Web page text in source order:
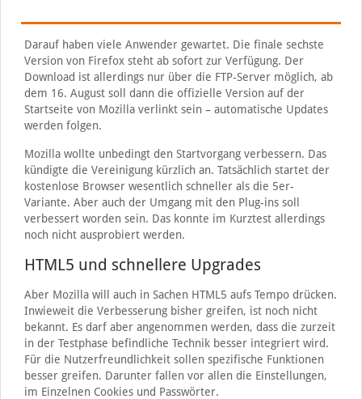
Darauf haben viele Anwender gewartet. Die finale sechste
Version von Firefox steht ab sofort zur Verfügung. Der
Download ist allerdings nur über die FTP-Server möglich, ab
dem 16. August soll dann die offizielle Version auf der
Startseite von Mozilla verlinkt sein – automatische Updates
werden folgen.
Mozilla wollte unbedingt den Startvorgang verbessern. Das
kündigte die Vereinigung kürzlich an. Tatsächlich startet der
kostenlose Browser wesentlich schneller als die 5er-
Variante. Aber auch der Umgang mit den Plug-ins soll
verbessert worden sein. Das konnte im Kurztest allerdings
noch nicht ausprobiert werden.
HTML5 und schnellere Upgrades
Aber Mozilla will auch in Sachen HTML5 aufs Tempo drücken.
Inwieweit die Verbesserung bisher greifen, ist noch nicht
bekannt. Es darf aber angenommen werden, dass die zurzeit
in der Testphase befindliche Technik besser integriert wird.
Für die Nutzerfreundlichkeit sollen spezifische Funktionen
besser greifen. Darunter fallen vor allen die Einstellungen,
im Einzelnen Cookies und Passwörter.